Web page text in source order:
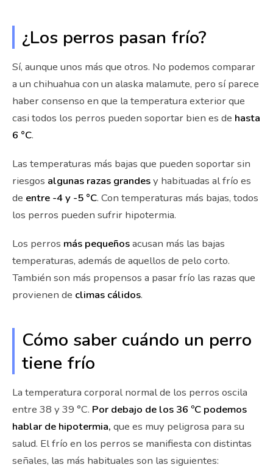
¿Los perros pasan frío?
Sí, aunque unos más que otros. No podemos comparar
a un chihuahua con un alaska malamute, pero sí parece
haber consenso en que la temperatura exterior que
casi todos los perros pueden soportar bien es de hasta
6 °C.
Las temperaturas más bajas que pueden soportar sin
riesgos algunas razas grandesy habituadas al frío es
de entre -4 y -5 °C. Con temperaturas más bajas, todos
los perros pueden sufrir hipotermia.
Los perros más pequeñosacusan más las bajas
temperaturas, además de aquellos de pelo corto.
También son más propensos a pasar frío las razas que
provienen de climas cálidos.
Cómo saber cuándo un perro
tiene frío
La temperatura corporal normal de los perros oscila
entre 38 y 39 °C. Por debajo de los 36 ºC podemos
hablar de hipotermia, que es muy peligrosa para su
salud. El frío en los perros se manifiesta con distintas
señales, las más habituales son las siguientes: